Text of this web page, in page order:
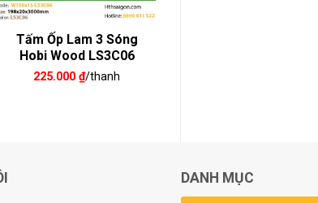
Tấm Ốp Lam 3 Sóng
Hobi Wood LS3C06
225.000₫/thanh
DANH MỤC